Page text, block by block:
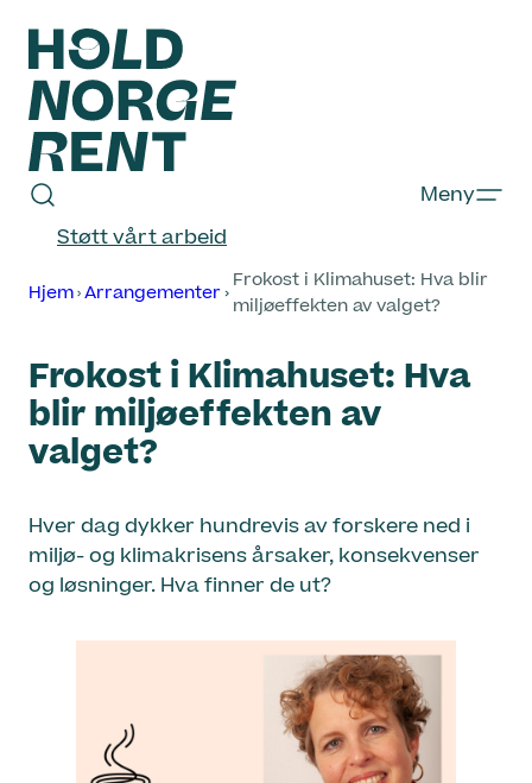
Hopp
innhold
Hold
Norge
Støtt vårt arbeid
Meny
Hjem Arrangementer
Frokost i Klimahuset: Hva blir
miljøeffekten av valget?
Frokost i Klimahuset: Hva
blir miljøeffekten av
valget?
Hver dag dykker hundrevis av forskere ned i
miljø- og klimakrisens årsaker, konsekvenser
og løsninger. Hva finner de ut?